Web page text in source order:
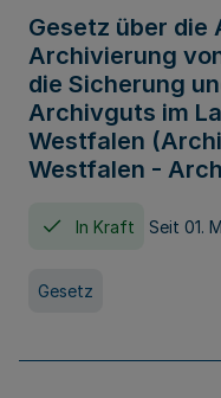
Gesetz über die
Archivierung
die Sicherung
Archivguts im
Westfalen
Westfalen -
In Kraft Seit 01.
Gesetz